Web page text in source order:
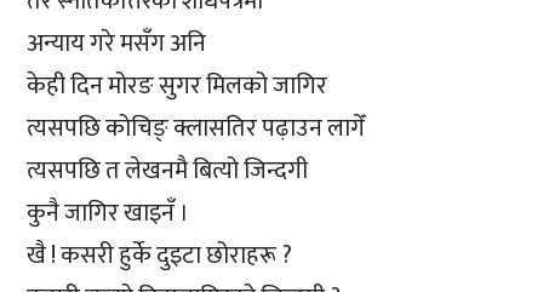
अन्याय गरे मसँग अनि
केही दिन मोरङ सुगर मिलको जागिर
त्यसपछि कोचिङ् क्लासतिर पढ़ाउन लागेँ
त्यसपछि त लेखनमै बित्यो जिन्दगी
कुनै जागिर खाइनँ ।
खै ! कसरी हुर्के दुइटा छोराहरू ?